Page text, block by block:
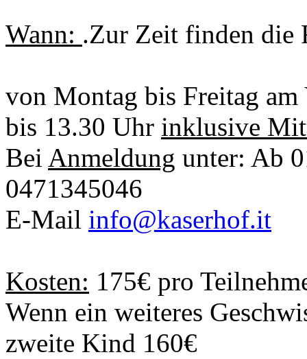
Wann: .Zur Zeit finden die
von Montag bis Freitag
bis 13.30 Uhr inklusive
Bei Anmeldung unter: Ab
0471345046
E-Mail info@kaserhof.it
Kosten: 175€ pro
Wenn ein weiteres
zweite Kind 160€